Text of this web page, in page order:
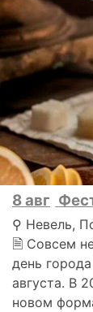
8 авг
⚲ Невель,
🗎 Совсем
день
августа. В
новом